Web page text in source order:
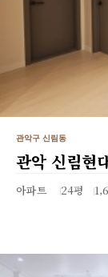
관악구 신림동
관악 신림현
아파트 24평